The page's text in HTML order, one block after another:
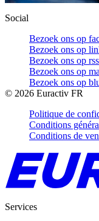
Social
Bezoek ons op
Bezoek ons op
Bezoek ons op
Bezoek ons op
Bezoek ons op
© 2026 Euractiv FR
Politique de
Conditions
Conditions de
Services